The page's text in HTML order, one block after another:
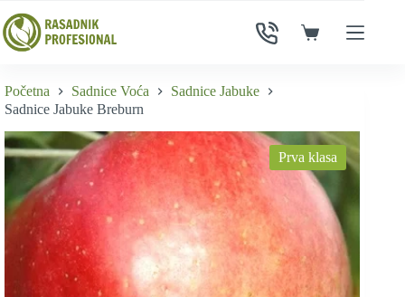
to
content
Shopping
Početna Sadnice Voća
Sadnice Jabuke
Sadnice Jabuke Breburn
Prva klasa